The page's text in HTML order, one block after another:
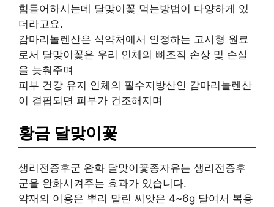
힘들어하시는데 달맞이꽃 먹는방법이 다양하게 있
더라고요.
감마리놀렌산은 식약처에서 인정하는 고시형 원료
로서 달맞이꽃은 우리 인체의 뼈조직 손상 및 손실
을 늦춰주며
피부 건강 유지 인체의 필수지방산인 감마리놀렌산
이 결핍되면 피부가 건조해지며
황금 달맞이꽃
생리전증후군 완화 달맞이꽃종자유는 생리전증후
군을 완화시켜주는 효과가 있습니다.
약재의 이용은 뿌리 말린 씨앗은 4~6g 달여서 복용